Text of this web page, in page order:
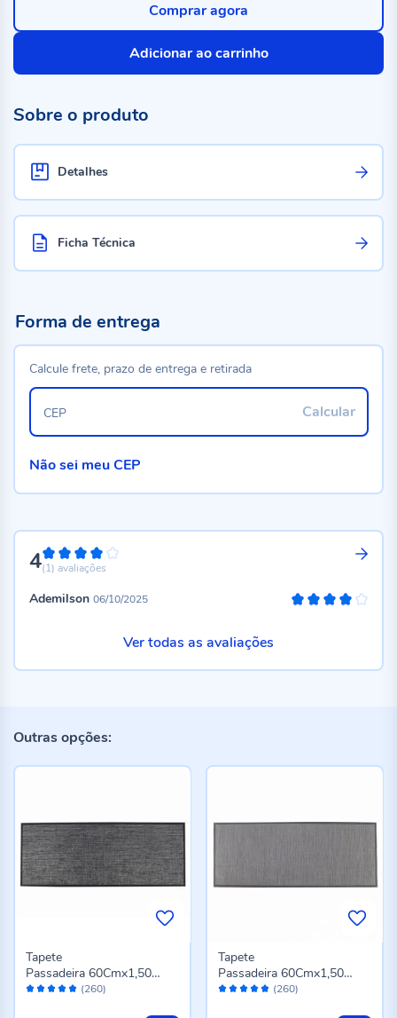
Adicionar ao carrinho
Comprar agora
Sobre o produto
Detalhes
Ficha Técnica
480%
(1) avaliações
Ademilson 06/10/2025
Ver todas as avaliações
Forma de entrega
Calcule frete, prazo de entrega e retirada
Calcular
CEP
Não sei meu CEP
Outras opções:
Avaliação: (260)
Tapete
Passadeira 60Cmx1,50
M Titanium Havan Casa -
Avaliação: (260)
Tapete
Passadeira 60Cmx1,50
M Titanium Havan Casa -